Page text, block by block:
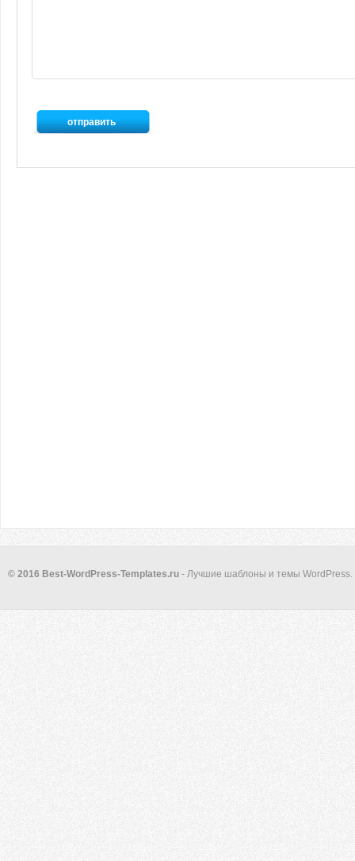
© 2016 Best-WordPress-Templates.ru - Лучшие шаблоны и темы